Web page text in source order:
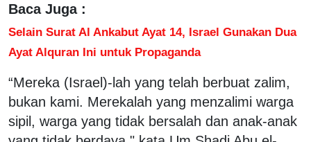
Baca Juga :
Selain Surat Al Ankabut Ayat 14, Israel Gunakan Dua
Ayat Alquran Ini untuk Propaganda
“Mereka (Israel)-lah yang telah berbuat zalim,
bukan kami. Merekalah yang menzalimi warga
sipil, warga yang tidak bersalah dan anak-anak